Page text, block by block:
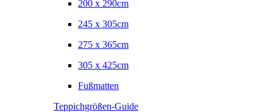
200 x 290cm
245 x 305cm
275 x 365cm
305 x 425cm
Fußmatten
Teppichgrößen-Guide